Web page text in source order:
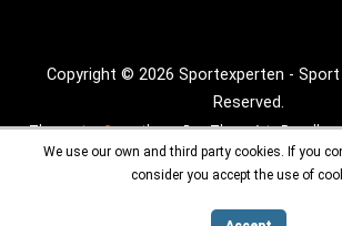
Copyright © 2026 Sportexperten - Sport
Reserved.
Theme :Inx Gametheme By aThemeArt - Proudly
We use our own and third party cookies. If you
consider you accept the use of